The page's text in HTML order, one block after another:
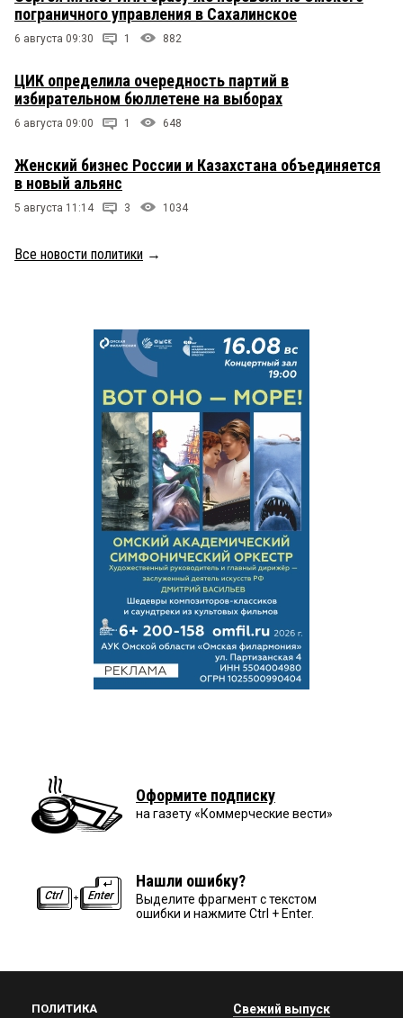
пограничного управления в Сахалинское
6 августа 09:30 1 882
ЦИК определила очередность партий в
избирательном бюллетене на выборах
6 августа 09:00 1 648
Женский бизнес России и Казахстана объединяется
в новый альянс
5 августа 11:14 3 1034
Все новости политики →
Оформите подписку
на газету «Коммерческие вести»
Нашли ошибку?
Выделите фрагмент с текстом
ошибки и нажмите Ctrl + Enter.
ПОЛИТИКА Свежий выпуск